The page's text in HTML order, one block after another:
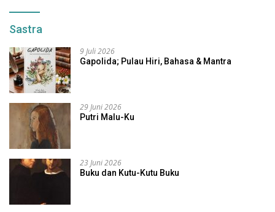
Sastra
9 Juli 2026
Gapolida; Pulau Hiri, Bahasa & Mantra
29 Juni 2026
Putri Malu-Ku
23 Juni 2026
Buku dan Kutu-Kutu Buku